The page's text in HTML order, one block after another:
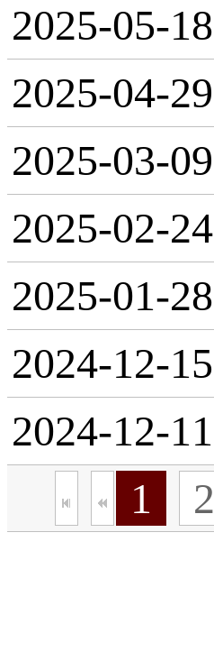
2025-05-18
2025-04-29
2025-03-09
2025-02-24
2025-01-28
2024-12-15
2024-12-11
1
2